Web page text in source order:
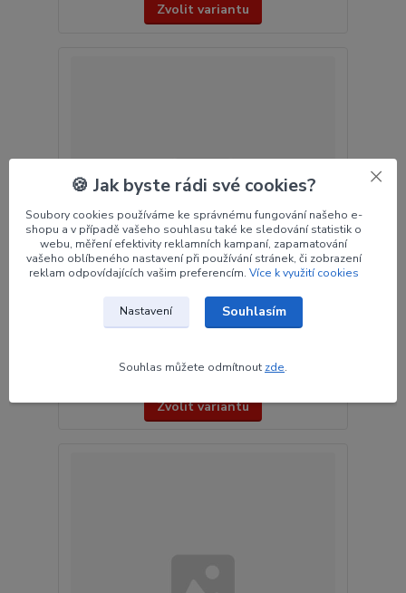
Zvolit variantu
ks
Zvolit variantu
🍪 Jak byste rádi své cookies?
Soubory cookies používáme ke správnému fungování našeho e-
shopu a v případě vašeho souhlasu také ke sledování statistik o
webu, měření efektivity reklamních kampaní, zapamatování
vašeho oblíbeného nastavení při používání stránek, či zobrazení
reklam odpovídajících vašim preferencím. Více k využití cookies
Nastavení Souhlasím
Souhlas můžete odmítnout zde.